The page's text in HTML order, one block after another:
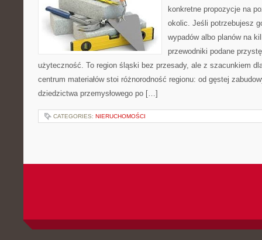
konkretne propozycje na
okolic. Jeśli potrzebujesz
wypadów albo planów na
przewodniki podane
użyteczność. To region śląski bez przesady, ale z szacunkiem
centrum materiałów stoi różnorodność regionu: od gęstej
dziedzictwa przemysłowego po […]
CATEGORIES: NIERUCHOMOŚCI